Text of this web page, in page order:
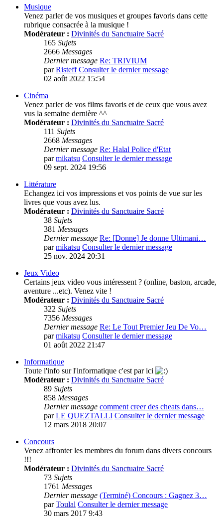
Musique
Venez parler de vos musiques et groupes favoris dans cette
rubrique consacrée à la musique !
Modérateur : Divinités du Sanctuaire Sacré
165 Sujets
2666 Messages
Dernier message Re: TRIVIUM
parRisteff Consulter le dernier message
02 août 2022 15:54
Cinéma
Venez parler de vos films favoris et de ceux que vous avez
vus la semaine dernière ^^
Modérateur : Divinités du Sanctuaire Sacré
111 Sujets
2668 Messages
Dernier message Re: Halal Police d'Etat
parmikatsu Consulter le dernier message
09 sept. 2024 19:56
Littérature
Echangez ici vos impressions et vos points de vue sur les
livres que vous avez lus.
Modérateur : Divinités du Sanctuaire Sacré
38 Sujets
381 Messages
Dernier message Re: [Donne] Je donne Ultimani…
parmikatsu Consulter le dernier message
25 nov. 2024 20:31
Jeux Video
Certains jeux video vous intéressent ? (online, baston, arcade,
aventure ...etc). Venez vite !
Modérateur : Divinités du Sanctuaire Sacré
322 Sujets
7356 Messages
Dernier message Re: Le Tout Premier Jeu De Vo…
parmikatsu Consulter le dernier message
01 août 2022 21:47
Informatique
Toute l'info sur l'informatique c'est par ici
Modérateur : Divinités du Sanctuaire Sacré
89 Sujets
858 Messages
Dernier message comment creer des cheats dans…
parLE QUEZTALLI Consulter le dernier message
12 mars 2018 20:07
Concours
Venez affronter les membres du forum dans divers concours
!!!
Modérateur : Divinités du Sanctuaire Sacré
73 Sujets
1761 Messages
Dernier message (Terminé) Concours : Gagnez 3…
parToulal Consulter le dernier message
30 mars 2017 9:43